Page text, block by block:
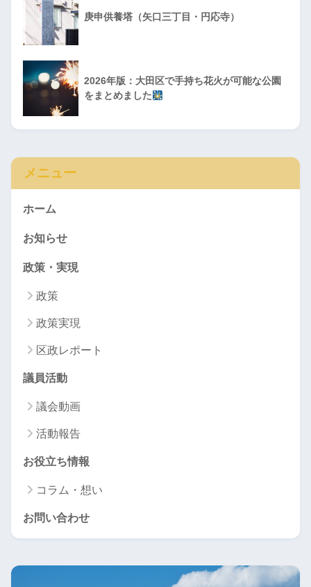
庚申供養塔（矢口三丁目・円応寺）
2026年版：大田区で手持ち花火が可能な公園
をまとめました
メニュー
ホーム
お知らせ
政策・実現
政策
政策実現
区政レポート
議員活動
議会動画
活動報告
お役立ち情報
コラム・想い
お問い合わせ